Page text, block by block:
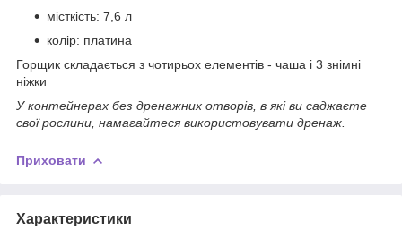
місткість: 7,6 л
колір: платина
Горщик складається з чотирьох елементів - чаша і 3 знімні
ніжки
У контейнерах без дренажних отворів, в які ви саджаєте
свої рослини, намагайтеся використовувати дренаж.
Приховати
Характеристики